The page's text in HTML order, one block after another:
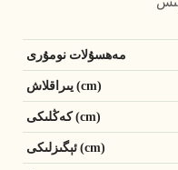
مەھسۇلات نومۇرى
يىراقلاش (cm)
كەڭلىكى (cm)
ئېگىزلىكى (cm)